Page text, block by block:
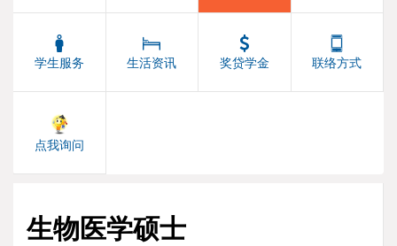
学生服务 生活资讯 奖贷学金 联络方式
点我询问
生物医学硕士